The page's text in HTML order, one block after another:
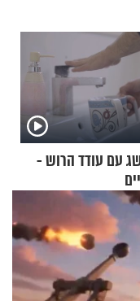
עם עודד הרוש -